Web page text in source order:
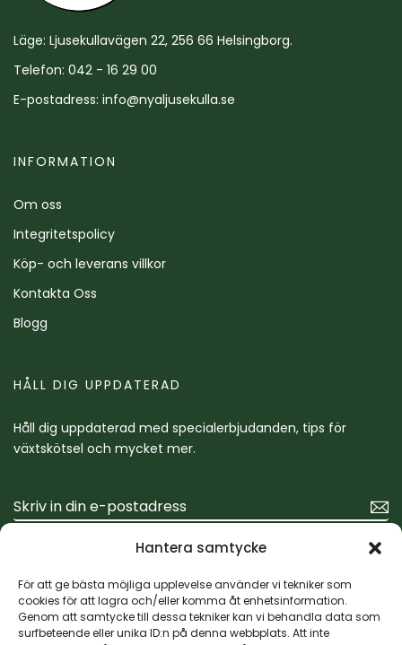
Hantera samtycke
För att ge bästa möjliga upplevelse använder vi tekniker som
cookies för att lagra och/eller komma åt enhetsinformation.
Genom att samtycke till dessa tekniker kan vi behandla data som
surfbeteende eller unika ID:n på denna webbplats. Att inte
Läge: Ljusekullavägen 22, 256 66 Helsingborg.
Telefon: 042 - 16 29 00
E-postadress: info@nyaljusekulla.se
INFORMATION
Om oss
Integritetspolicy
Köp- och leverans villkor
Kontakta Oss
Blogg
HÅLL DIG UPPDATERAD
Håll dig uppdaterad med specialerbjudanden, tips för
växtskötsel och mycket mer.